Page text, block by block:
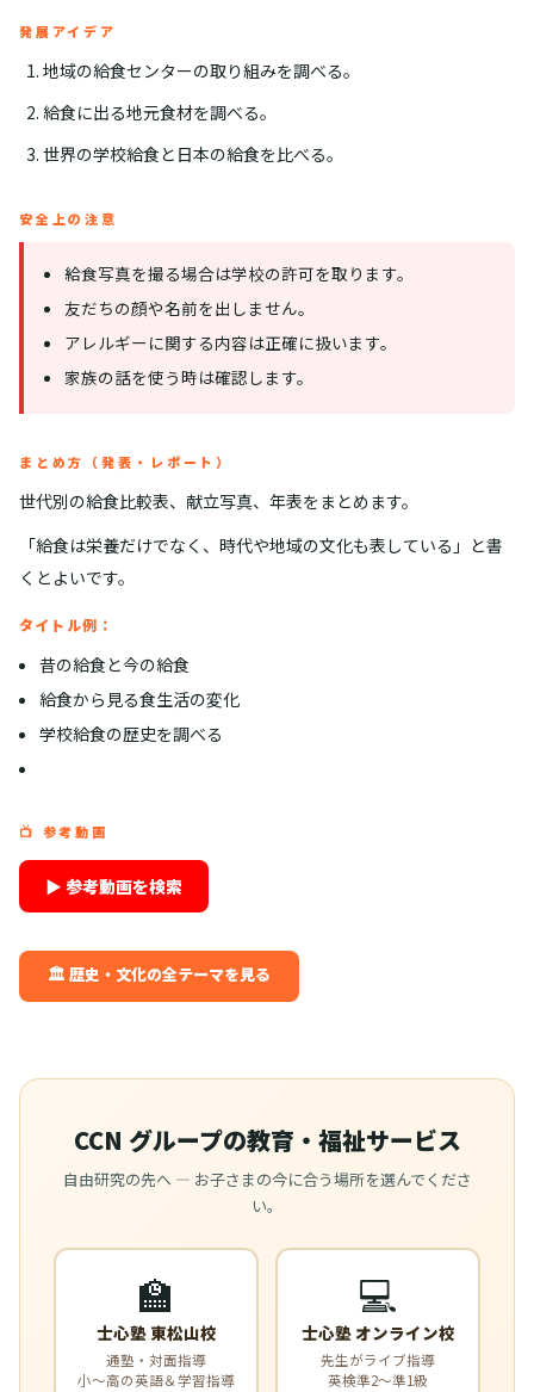
発展アイデア
地域の給食センターの取り組みを調べる。
給食に出る地元食材を調べる。
世界の学校給食と日本の給食を比べる。
安全上の注意
給食写真を撮る場合は学校の許可を取ります。
友だちの顔や名前を出しません。
アレルギーに関する内容は正確に扱います。
家族の話を使う時は確認します。
まとめ方（発表・レポート）
世代別の給食比較表、献立写真、年表をまとめます。
「給食は栄養だけでなく、時代や地域の文化も表している」と書
くとよいです。
タイトル例：
昔の給食と今の給食
給食から見る食生活の変化
学校給食の歴史を調べる
📺 参考動画
▶ 参考動画を検索
🏛️ 歴史・文化の全テーマを見る
CCN グループの教育・福祉サービス
自由研究の先へ — お子さまの今に合う場所を選んでくださ
い。
🏫
士心塾 東松山校
通塾・対面指導
小〜高の英語＆学習指導
💻
士心塾 オンライン校
先生がライブ指導
英検準2〜準1級